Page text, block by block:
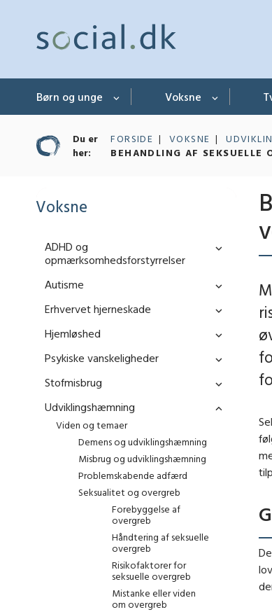
Børn og unge Voksne
Du er
her:
FORSIDE VOKSNE
BEHANDLING AF SEKSUELLE
Voksne
ADHD og
opmærksomhedsforstyrrelser
Autisme
Erhvervet hjerneskade
Hjemløshed
Psykiske vanskeligheder
Stofmisbrug
Udviklingshæmning
Viden og temaer
Demens og udviklingshæmning
Misbrug og udviklingshæmning
Problemskabende adfærd
Seksualitet og overgreb
Forebyggelse af
overgreb
Håndtering af seksuelle
overgreb
Risikofaktorer for
seksuelle overgreb
Mistanke eller viden
om overgreb